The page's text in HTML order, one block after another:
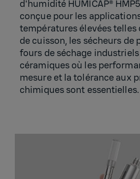
d'humidité HUMICAP®
conçue pour les
températures élevées telles
de cuisson, les sécheurs de
fours de séchage
céramiques où les
mesure et la tolérance aux
chimiques sont essentielles.